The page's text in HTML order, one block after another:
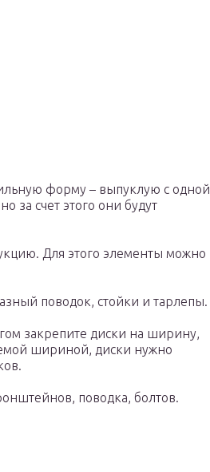
форму – выпуклую с одной
за счет этого они будут
Для этого элементы можно
поводок, стойки и тарлепы.
закрепите диски на ширину,
шириной, диски нужно
поводка, болтов.